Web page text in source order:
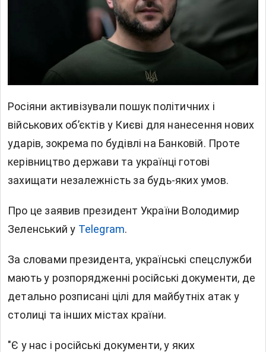
Росіяни активізували пошук політичних і
військових об’єктів у Києві для нанесення нових
ударів, зокрема по будівлі на Банковій. Проте
керівництво держави та українці готові
захищати незалежність за будь-яких умов.
Про це заявив президент України Володимир
Зеленський у Telegram.
За словами президента, українські спецслужби
мають у розпорядженні російські документи, де
детально розписані цілі для майбутніх атак у
столиці та інших містах країни.
"Є у нас і російські документи, у яких